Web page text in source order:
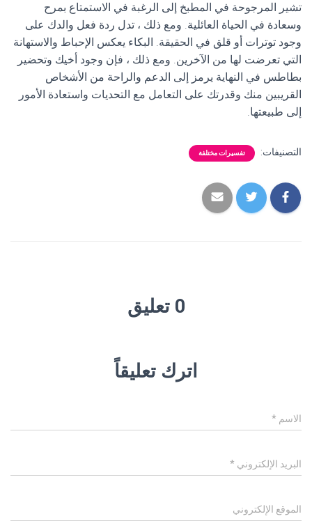
تشير المرجوحة في المطبخ إلى الرغبة في الاستمتاع بمرح
وسعادة في الحياة العائلية. ومع ذلك ، تدل ردة فعل والدك على
وجود توترات أو قلق في الحقيقة. البكاء يعكس الإحباط والاستهانة
التي تعرضت لها من الآخرين. ومع ذلك ، فإن وجود أخيك وتحضير
بطاطس في النهاية يرمز إلى الدعم والراحة من الأشخاص
القريبين منك وقدرتك على التعامل مع التحديات واستعادة الأمور
إلى طبيعتها.
التصنيفات: تفسيرات مختلفة
0 تعليق
اترك تعليقاً
الاسم *
البريد الإلكتروني *
الموقع الإلكتروني